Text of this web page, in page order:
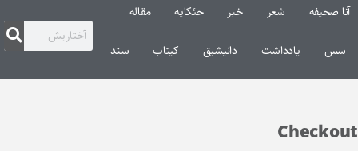
آنا صحیفه شعر خبر حئکایه مقاله‌
سس یادداشت دانیشیق کیتاب سند
Checkout